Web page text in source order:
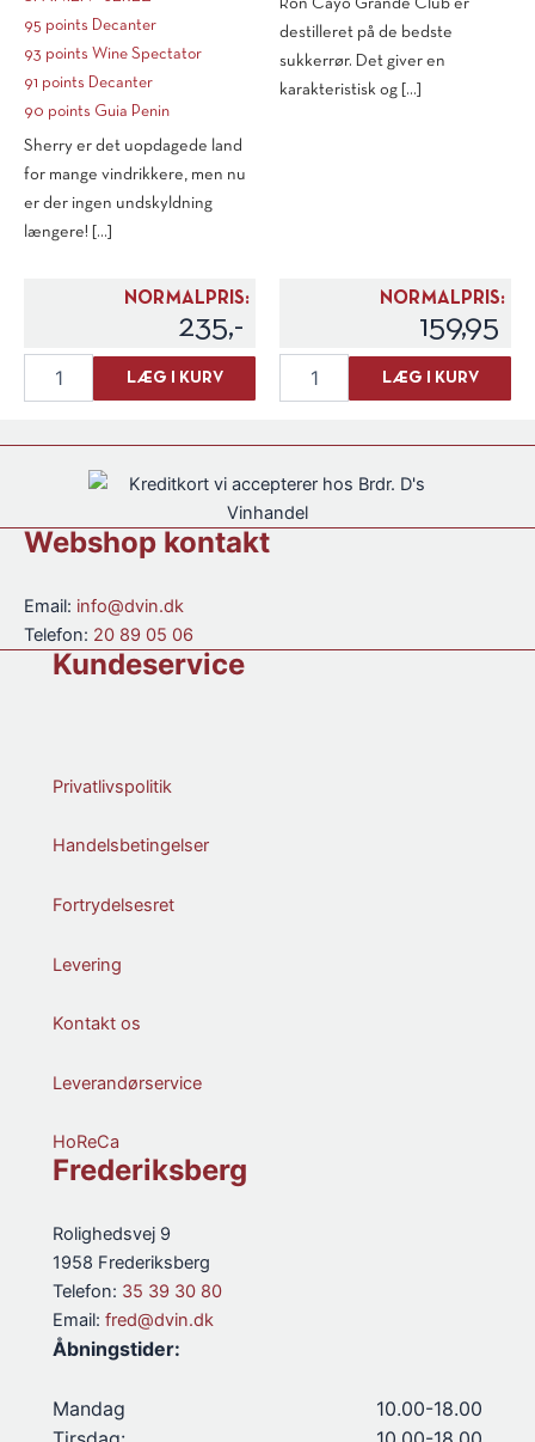
95 points Decanter
93 points Wine Spectator
91 points Decanter
90 points Guia Penin
Sherry er det uopdagede land
for mange vindrikkere, men nu
er der ingen undskyldning
længere! [...]
NORMALPRIS:
235,-
Hidalgo
antal
LÆG I KURV
Ron Cayo Grande Club er
destilleret på de bedste
sukkerrør. Det giver en
karakteristisk og [...]
NORMALPRIS:
159,95
Grande
Rum
antal
LÆG I KURV
Webshop kontakt
Email: info@dvin.dk
Telefon: 20 89 05 06
Kundeservice
Privatlivspolitik
Handelsbetingelser
Fortrydelsesret
Levering
Kontakt os
Leverandørservice
HoReCa
Frederiksberg
Rolighedsvej 9
1958 Frederiksberg
Telefon: 35 39 30 80
Email: fred@dvin.dk
Åbningstider:
Mandag
10.00-18.00